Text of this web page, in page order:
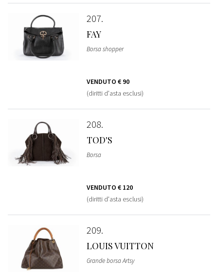
207
FAY
Borsa shopper
VENDUTO € 90
(diritti d'asta esclusi)
208
TOD'S
Borsa
VENDUTO € 120
(diritti d'asta esclusi)
209
LOUIS VUITTON
Grande borsa Artsy